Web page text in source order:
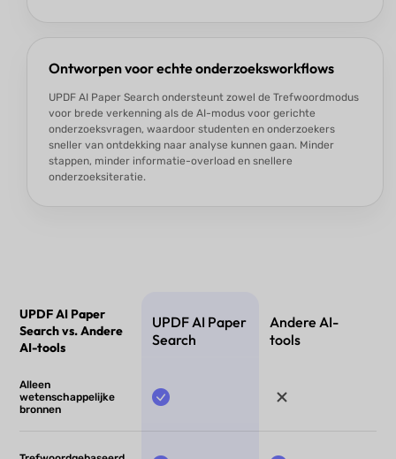
Ontworpen voor echte onderzoeksworkflows
UPDF AI Paper Search ondersteunt zowel de Trefwoordmodus
voor brede verkenning als de AI-modus voor gerichte
onderzoeksvragen, waardoor studenten en onderzoekers
sneller van ontdekking naar analyse kunnen gaan. Minder
stappen, minder informatie-overload en snellere
onderzoeksiteratie.
UPDF AI Paper
Search vs. Andere
AI-tools
UPDF AI Paper
Search
Andere AI-
tools
Alleen
wetenschappelijke
bronnen